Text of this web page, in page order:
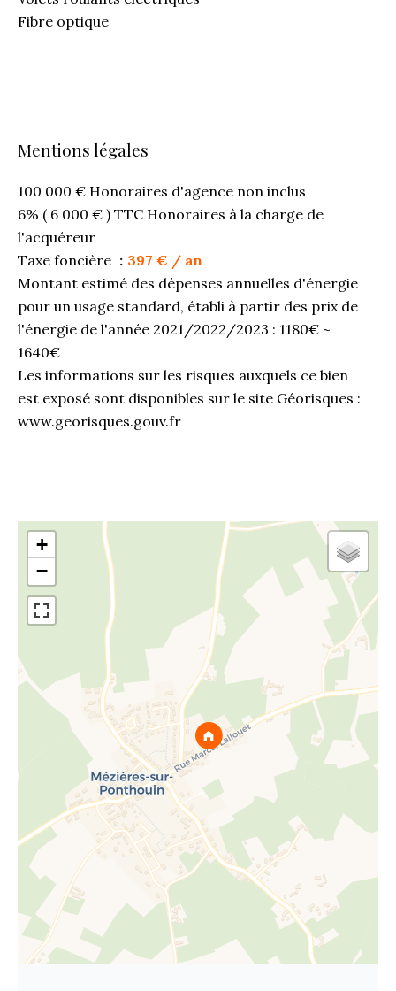
Fibre optique
Mentions légales
100 000 € Honoraires d'agence non inclus
6% ( 6 000 € ) TTC Honoraires à la charge de
l'acquéreur
Taxe foncière
397 € / an
Montant estimé des dépenses annuelles d'énergie
pour un usage standard, établi à partir des prix de
l'énergie de l'année 2021/2022/2023 : 1180€ ~
1640€
Les informations sur les risques auxquels ce bien
est exposé sont disponibles sur le site Géorisques :
www.georisques.gouv.fr
+
−